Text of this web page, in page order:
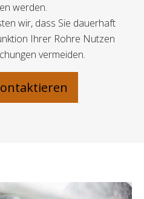
werden.
wir, dass Sie dauerhaft
Ihrer Rohre Nutzen
vermeiden.